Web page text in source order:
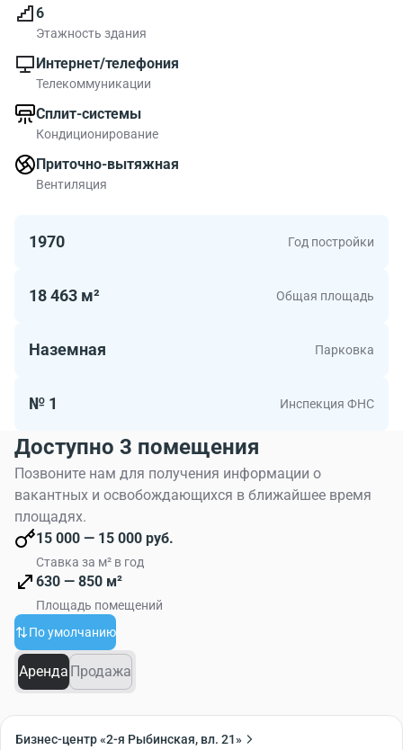
6
Этажность здания
Интернет/телефония
Телекоммуникации
Сплит-системы
Кондиционирование
Приточно-вытяжная
Вентиляция
1970 Год постройки
18 463 м² Общая площадь
Наземная Парковка
№ 1 Инспекция ФНС
Доступно 3 помещения
Позвоните нам для получения информации о
вакантных и освобождающихся в ближайшее время
площадях.
15 000 — 15 000 руб.
Ставка за м² в год
630 — 850 м²
Площадь помещений
По умолчанию
Аренда Продажа
Бизнес-центр «2-я Рыбинская, вл. 21»